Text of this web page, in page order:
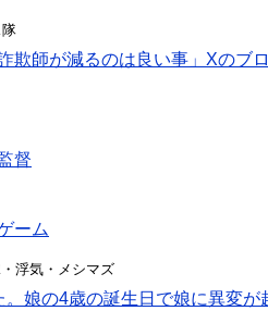
欺師が減るのは良い事」Xのブ
督
ーム
浮気・メシマズ
娘の4歳の誕生日で娘に異変が